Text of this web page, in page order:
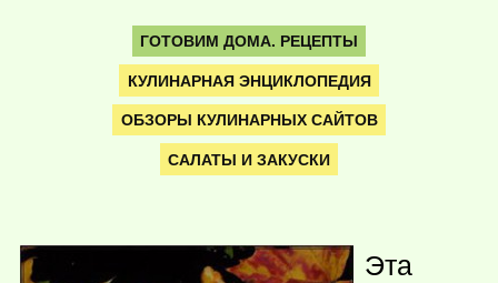
ГОТОВИМ ДОМА. РЕЦЕПТЫ
КУЛИНАРНАЯ ЭНЦИКЛОПЕДИЯ
ОБЗОРЫ КУЛИНАРНЫХ САЙТОВ
САЛАТЫ И ЗАКУСКИ
Эта